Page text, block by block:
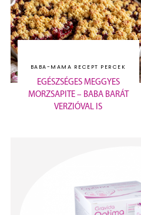
BABA-MAMA RECEPT PERCEK
EGÉSZSÉGES MEGGYES
MORZSAPITE – BABA BARÁT
VERZIÓVAL IS